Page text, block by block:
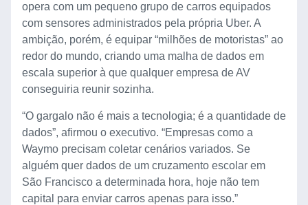
opera com um pequeno grupo de carros equipados
com sensores administrados pela própria Uber. A
ambição, porém, é equipar “milhões de motoristas” ao
redor do mundo, criando uma malha de dados em
escala superior à que qualquer empresa de AV
conseguiria reunir sozinha.
“O gargalo não é mais a tecnologia; é a quantidade de
dados”, afirmou o executivo. “Empresas como a
Waymo precisam coletar cenários variados. Se
alguém quer dados de um cruzamento escolar em
São Francisco a determinada hora, hoje não tem
capital para enviar carros apenas para isso.”